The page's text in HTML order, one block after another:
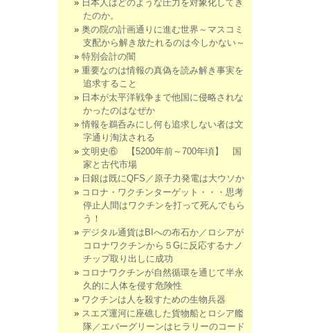
日本人はどのような圧力を対象化してき
たのか。
奥の院の計画通りに進む世界～マスコミ
支配から解き放たれるのは今しかない～
特別会計の闇
重要なのは情報の真偽を読み解き事実を
追求すること
日本が太平洋戦争まで他国に侵略されな
かったのはなぜか
情報を鵜呑みにし何も追求しない者は文
字通り淘汰される
文明史⑥ 【5200年前～700年頃】 国
家と古代市場
日銀は既にQFS／原子力発電は大ウソか
コロナ・ワクチンターゲット・・・思考
停止人間はワクチンを打って死んでもら
う！
デジタル通貨はBIへの布石か／ロシアが
コロナワクチンから５Gに反応するナノ
チップ取り出しに成功
コロナワクチンが自然循環を通じて半永
久的に人体を侵す危険性
ワクチンは人を殺すための生物兵器
スエズ運河に座礁した貨物船とロシア艦
隊／エバーグリーンはヒラリーのコード